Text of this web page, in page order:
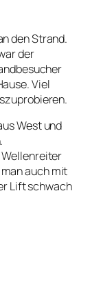
den Strand.
der
Viel
West und
auch mit
Lift schwach